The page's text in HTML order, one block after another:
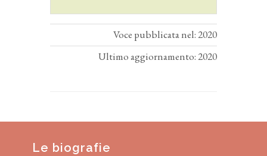
Voce pubblicata nel: 2020
Ultimo aggiornamento: 2020
Le biografie